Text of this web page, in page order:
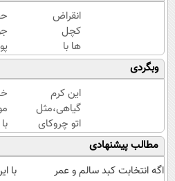
انقراض
کچل
ها با
این
پک
رویش
موی
جلبک!
وبگردی
این کرم
گیاهی،مثل
اتو چروکای
پوستتوصاف
میکنه!50%تخفیف
با
۴
مطالب پیشنهادی
اگه انتخابت کبد سالم و عمر
با